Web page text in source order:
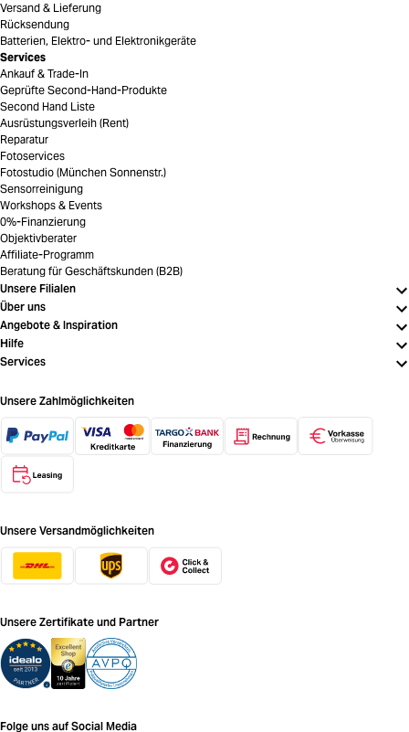
Versand & Lieferung
Rücksendung
Batterien, Elektro- und Elektronikgeräte
Services
Ankauf & Trade-In
Geprüfte Second-Hand-Produkte
Second Hand Liste
Ausrüstungsverleih (Rent)
Reparatur
Fotoservices
Fotostudio (München Sonnenstr.)
Sensorreinigung
Workshops & Events
0%-Finanzierung
Objektivberater
Affiliate-Programm
Beratung für Geschäftskunden (B2B)
Unsere Filialen
Über uns
Angebote & Inspiration
Hilfe
Services
Unsere Zahlmöglichkeiten
Unsere Versandmöglichkeiten
Unsere Zertifikate und Partner
Folge uns auf Social Media